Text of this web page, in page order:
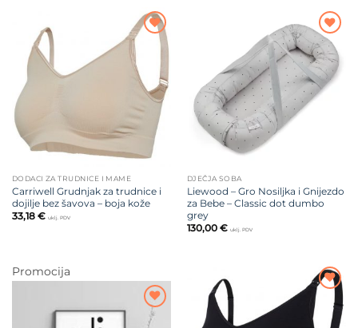
Dodajte
DODACI ZA TRUDNICE I MAME
Carriwell Grudnjak za trudnice i
dojilje bez šavova – boja kože
33,18 € uklj. PDV
Dodajte
na listu
želja
DJEČJA SOBA
Liewood – Gro Nosiljka i Gnijezdo
za Bebe – Classic dot dumbo
grey
130,00 € uklj. PDV
Promocija
Dodajte
Dodajte
na listu
želja